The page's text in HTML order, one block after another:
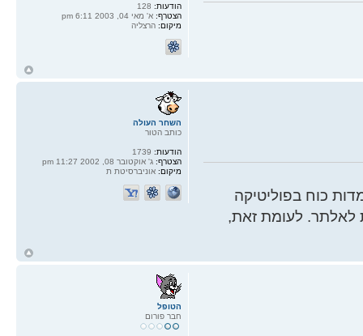
הודעות:128
הצטרף:א' מאי 04, 2003 6:11 pm
מיקום:הרצליה
כוח בפוליטיקה
לאלתר. לעומת זאת,
השחר העולה
כותב הטור
הודעות:
הצטרף: ג' אוקטובר 08, 2002 11:27 pm
מיקום: אוניברסיטת ת
הטופל
חבר פורום